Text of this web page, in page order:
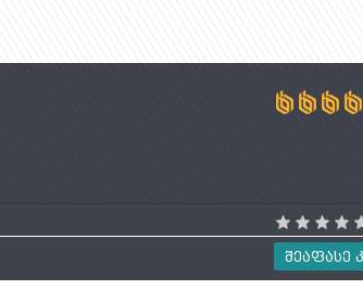
Შეაფასე